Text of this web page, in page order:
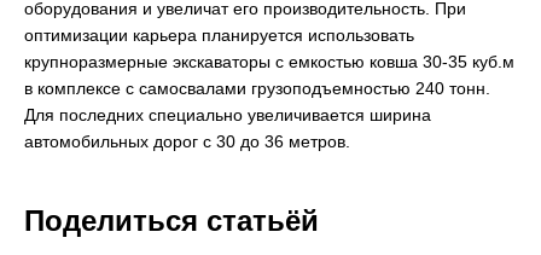
оборудования и увеличат его производительность. При
оптимизации карьера планируется использовать
крупноразмерные экскаваторы с емкостью ковша 30-35 куб.м
в комплексе с самосвалами грузоподъемностью 240 тонн.
Для последних специально увеличивается ширина
автомобильных дорог с 30 до 36 метров.
Поделиться статьёй